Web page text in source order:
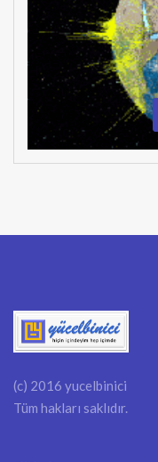
(c) 2016 yucelbinici
Tüm hakları saklıdır.